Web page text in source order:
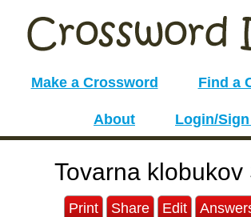
Make a Crossword Find a
About Login/
Tovarna klobukov
Print Share Edit